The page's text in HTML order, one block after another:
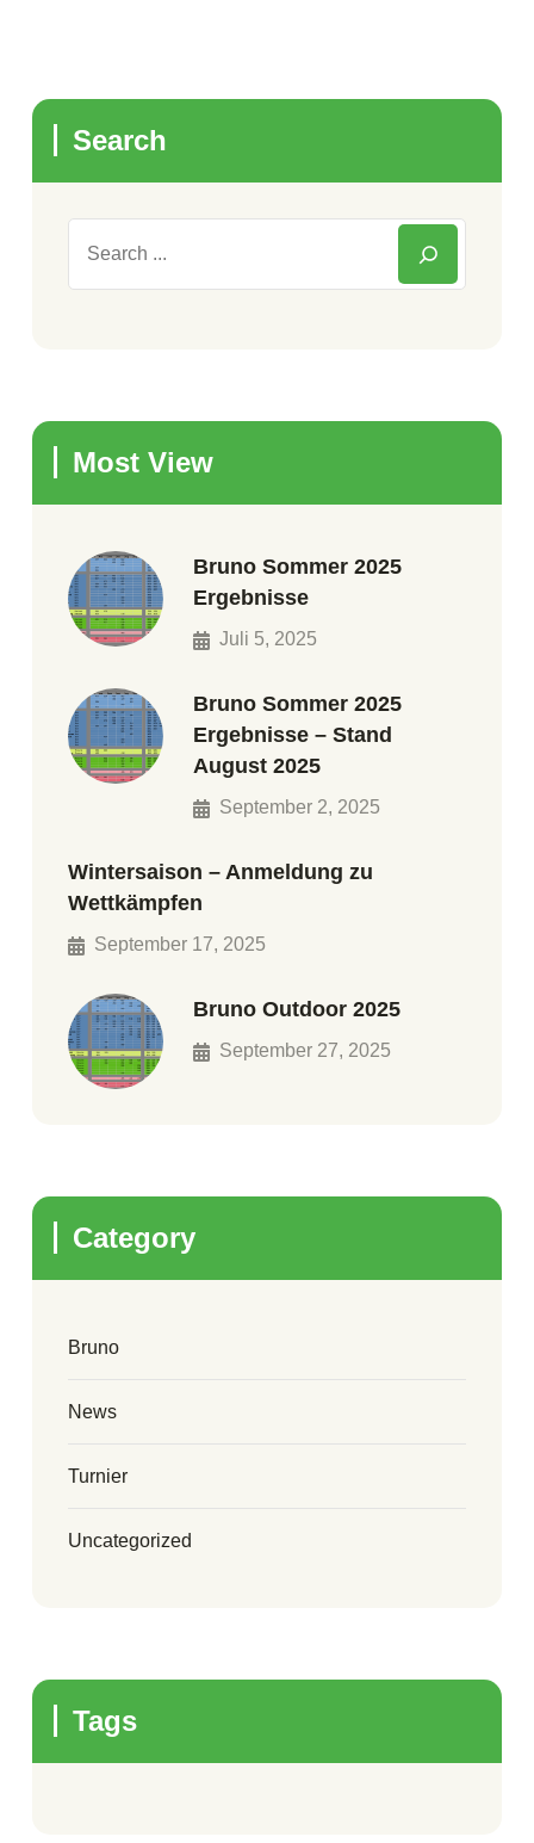
Search
Most View
Bruno Sommer 2025
Ergebnisse
Juli 5, 2025
Bruno Sommer 2025
Ergebnisse – Stand
August 2025
September 2, 2025
Wintersaison – Anmeldung zu
Wettkämpfen
September 17, 2025
Bruno Outdoor 2025
September 27, 2025
Category
Bruno
News
Turnier
Uncategorized
Tags